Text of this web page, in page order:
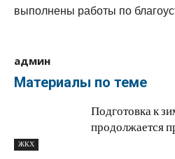
выполнены работы по
админ
Материалы по теме
ЖКХ
Подготовка к
продолжается